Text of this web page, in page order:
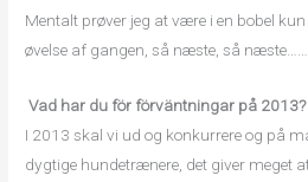
Mentalt prøver jeg at være i en bobel
øvelse af gangen, så næste, så næste……
Vad har du för förväntningar på 2013?
I 2013 skal vi ud og konkurrere og på
dygtige hundetrænere, det giver meget